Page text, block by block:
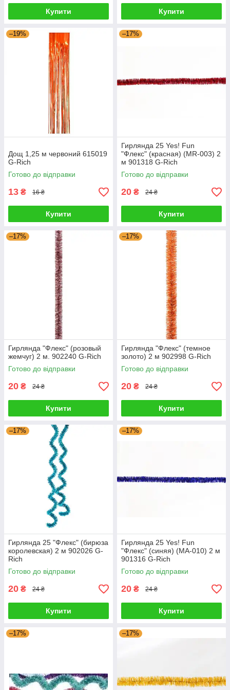
Купити Купити
–19%
Дощ 1,25 м червоний 615019
G-Rich
Готово до відправки
13 ₴ 16 ₴
Купити
–17%
Гирлянда 25 Yes! Fun
"Флекс" (красная) (MR-003) 2
м 901318 G-Rich
Готово до відправки
20 ₴ 24 ₴
Купити
–17%
Гирлянда "Флекс" (розовый
жемчуг) 2 м. 902240 G-Rich
Готово до відправки
20 ₴ 24 ₴
Купити
–17%
Гирлянда "Флекс" (темное
золото) 2 м 902998 G-Rich
Готово до відправки
20 ₴ 24 ₴
Купити
–17%
Гирлянда 25 "Флекс" (бирюза
королевская) 2 м 902026 G-
Rich
Готово до відправки
20 ₴ 24 ₴
Купити
–17%
Гирлянда 25 Yes! Fun
"Флекс" (синяя) (MA-010) 2 м
901316 G-Rich
Готово до відправки
20 ₴ 24 ₴
Купити
–17% –17%